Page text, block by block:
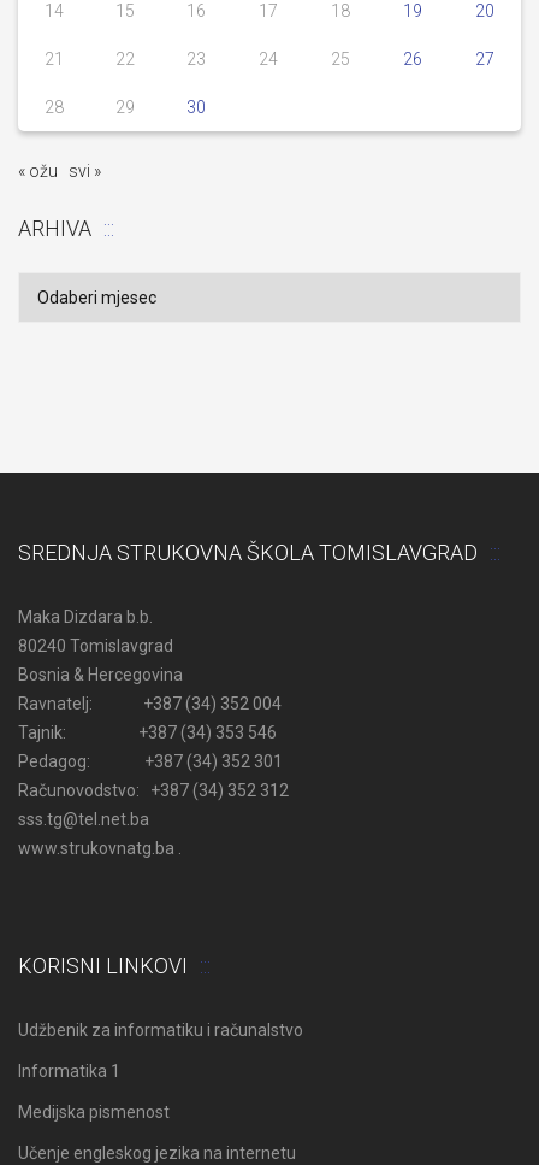
14 15 16 17 18 19 20
21 22 23 24 25 26 27
28 29 30
« ožu svi »
ARHIVA
Arhiva
SREDNJA STRUKOVNA ŠKOLA TOMISLAVGRAD
Maka Dizdara b.b.
80240 Tomislavgrad
Bosnia & Hercegovina
Ravnatelj: +387 (34) 352 004
Tajnik: +387 (34) 353 546
Pedagog: +387 (34) 352 301
Računovodstvo: +387 (34) 352 312
sss.tg@tel.net.ba
www.strukovnatg.ba .
KORISNI LINKOVI
Udžbenik za informatiku i računalstvo
Informatika 1
Medijska pismenost
Učenje engleskog jezika na internetu